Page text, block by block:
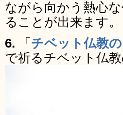
ながら向かう熱心
ることが出来ます。
6.
「 チベット仏教
で祈るチベット仏